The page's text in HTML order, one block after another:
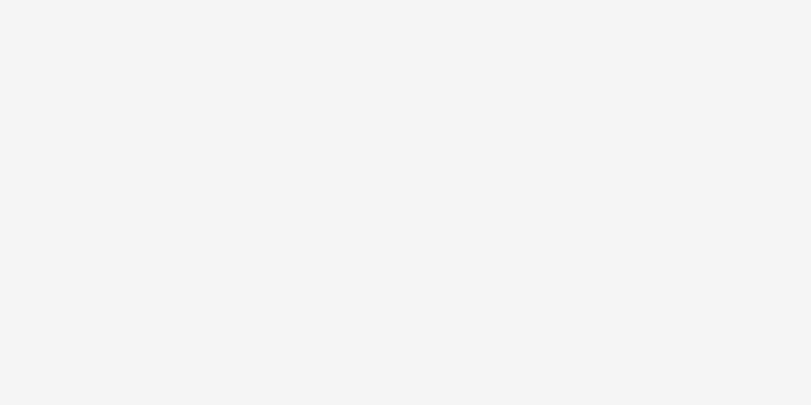
гравіюванням — ім'я, дати, орнамент, хрест. З фото або без. Фото наноситься методом УФ-
яке є у родини. Розмір і форма — індивідуально.
нержавіюча сталь 304, вона найстійкіша до погодних умов. Для приміщень (офіс,
Для закладів із темним інтер'єром або де потрібен контраст — сталь у чорному
двері або простір. Ми допоможемо визначитися — напишіть нам розміри або